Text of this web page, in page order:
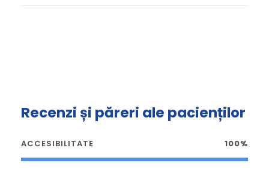
Recenzi și păreri ale pacienților
ACCESIBILITATE 100%